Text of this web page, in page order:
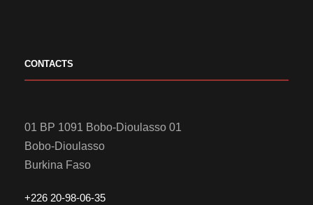
CONTACTS
01 BP 1091 Bobo-Dioulasso 01
Bobo-Dioulasso
Burkina Faso
+226 20-98-06-35